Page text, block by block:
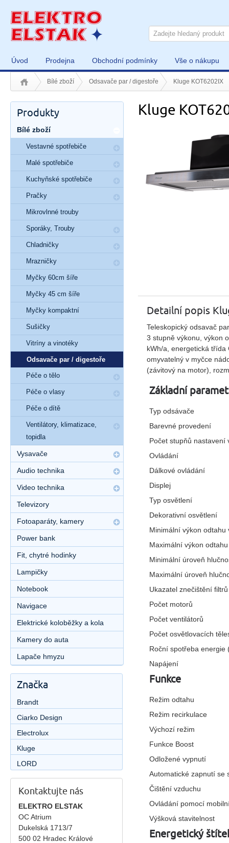
Úvod Prodejna Obchodní podmínky Vše o nákupu
Bílé zboží Odsavače par / digestoře Kluge KOT6202IX
Kluge
Detailní popis
Teleskopický odsavač
3 stupně výkonu, výkon
kWh/a, energetická třída
omyvatelný v myčce
(závitový na motor),
Základní
Typ odsávače
Barevné provedení
Počet stupňů nastavení
Ovládání
Dálkové ovládání
Displej
Typ osvětlení
Dekorativní osvětlení
Minimální výkon
Maximální výkon
Minimální úroveň
Maximální úroveň
Ukazatel znečištění filtrů
Počet motorů
Počet ventilátorů
Počet osvětlovacích
Roční spotřeba energie
Napájení
Funkce
Režim odtahu
Režim recirkulace
Výchozí režim
Funkce Boost
Odložené vypnutí
Automatické zapnutí se
Čištění vzduchu
Ovládání pomocí
Výšková stavitelnost
Energetický
Produkty
Bílé zboží
Vestavné spotřebiče
Malé spotřebiče
Kuchyňské spotřebiče
Pračky
Mikrovlnné trouby
Sporáky, Trouby
Chladničky
Mrazničky
Myčky 60cm šíře
Myčky 45 cm šíře
Myčky kompaktní
Sušičky
Vitríny a vinotéky
Odsavače par / digestoře
Péče o tělo
Péče o vlasy
Péče o dítě
Ventilátory, klimatizace,
topidla
Vysavače
Audio technika
Video technika
Televizory
Fotoaparáty, kamery
Power bank
Fit, chytré hodinky
Lampičky
Notebook
Navigace
Elektrické koloběžky a kola
Kamery do auta
Lapače hmyzu
Značka
Brandt
Ciarko Design
Electrolux
Kluge
LORD
Kontaktujte nás
ELEKTRO ELSTAK
OC Atrium
Dukelská 1713/7
500 02 Hradec Králové